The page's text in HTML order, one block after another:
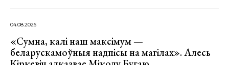
04.08.2026
«Сумна, калі наш максімум —
беларускамоўныя надпісы на магілах». Алесь